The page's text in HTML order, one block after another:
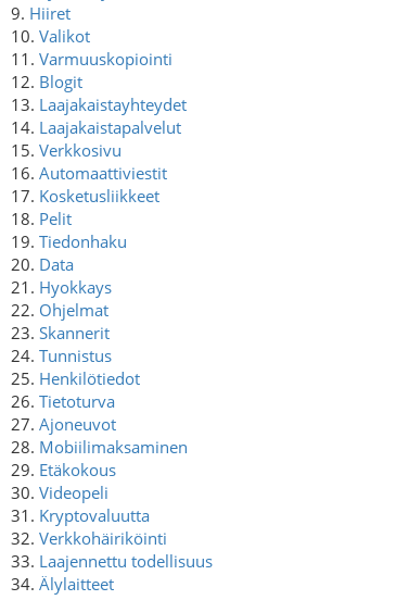
9. Hiiret
10. Valikot
11. Varmuuskopiointi
12. Blogit
13. Laajakaistayhteydet
14. Laajakaistapalvelut
15. Verkkosivu
16. Automaattiviestit
17. Kosketusliikkeet
18. Pelit
19. Tiedonhaku
20. Data
21. Hyokkays
22. Ohjelmat
23. Skannerit
24. Tunnistus
25. Henkilötiedot
26. Tietoturva
27. Ajoneuvot
28. Mobiilimaksaminen
29. Etäkokous
30. Videopeli
31. Kryptovaluutta
32. Verkkohäiriköinti
33. Laajennettu todellisuus
34. Älylaitteet